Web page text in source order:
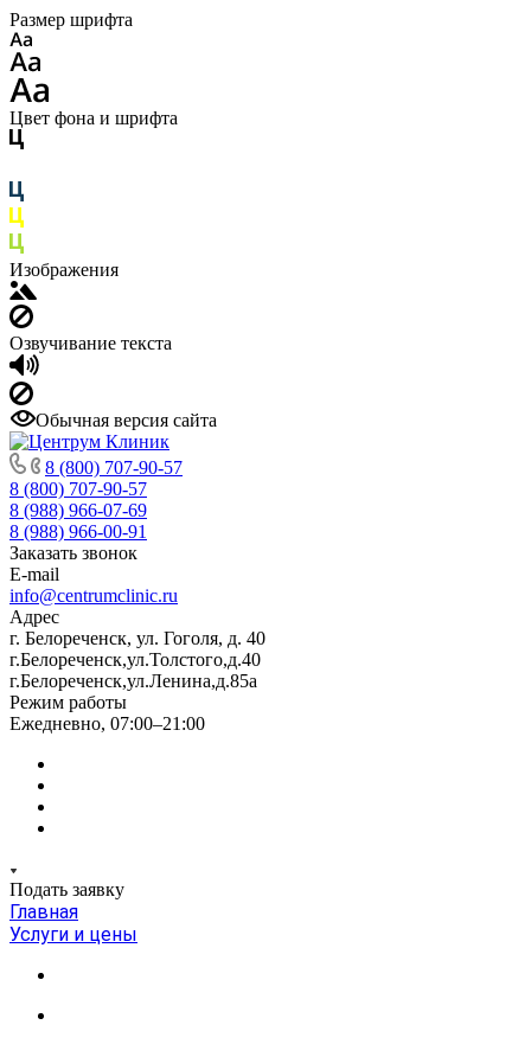
Размер шрифта
Цвет фона и шрифта
Изображения
Озвучивание текста
Обычная версия сайта
8 (800) 707-90-57
8 (800) 707-90-57
8 (988) 966-07-69
8 (988) 966-00-91
Заказать звонок
E-mail
info@centrumclinic.ru
Адрес
г. Белореченск, ул. Гоголя, д. 40
г.Белореченск,ул.Толстого,д.40
г.Белореченск,ул.Ленина,д.85а
Режим работы
Ежедневно, 07:00–21:00
Подать заявку
Главная
Услуги и цены